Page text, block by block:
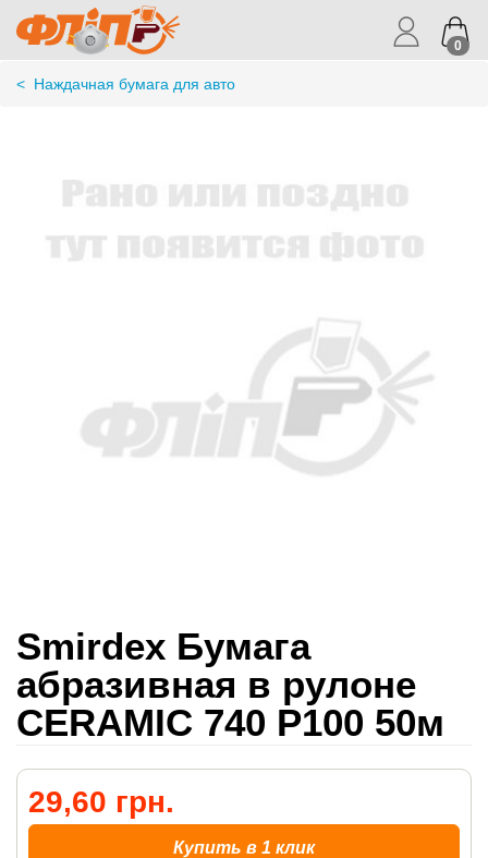
0
< Наждачная бумага для авто
Smirdex Бумага
абразивная в рулоне
CERAMIC 740 P100 50м
29,60 грн.
Купить в 1 клик